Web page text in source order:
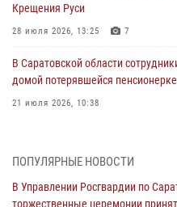
Крещения Руси
28 июля 2026, 13:25 7
В Саратовской области
домой потерявшейся пенсионерке
21 июля 2026, 10:38
вневедомственной охраны и
автомобилей для подразделений
работы и государственного
ПОПУЛЯРНЫЕ НОВОСТИ
В Управлении Росгвардии по
торжественные церемонии